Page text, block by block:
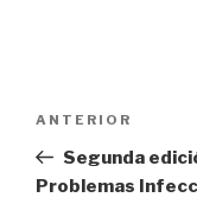
entradas
Entrada
anterior:
ANTERIOR
Segunda
Problemas